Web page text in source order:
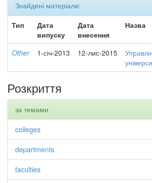
Знайдені матеріали:
Тип
Дата
випуску
Дата
внесення
Назва
Other 1-січ-2013 12-лис-2015
Розкриття
за темами
colleges
departments
faculties